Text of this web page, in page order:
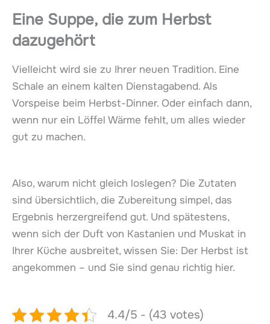
Eine Suppe, die zum Herbst
dazugehört
Vielleicht wird sie zu Ihrer neuen Tradition. Eine
Schale an einem kalten Dienstagabend. Als
Vorspeise beim Herbst-Dinner. Oder einfach dann,
wenn nur ein Löffel Wärme fehlt, um alles wieder
gut zu machen.
Also, warum nicht gleich loslegen? Die Zutaten
sind übersichtlich, die Zubereitung simpel, das
Ergebnis herzergreifend gut. Und spätestens,
wenn sich der Duft von Kastanien und Muskat in
Ihrer Küche ausbreitet, wissen Sie: Der Herbst ist
angekommen – und Sie sind genau richtig hier.
4.4/5 - (43 votes)